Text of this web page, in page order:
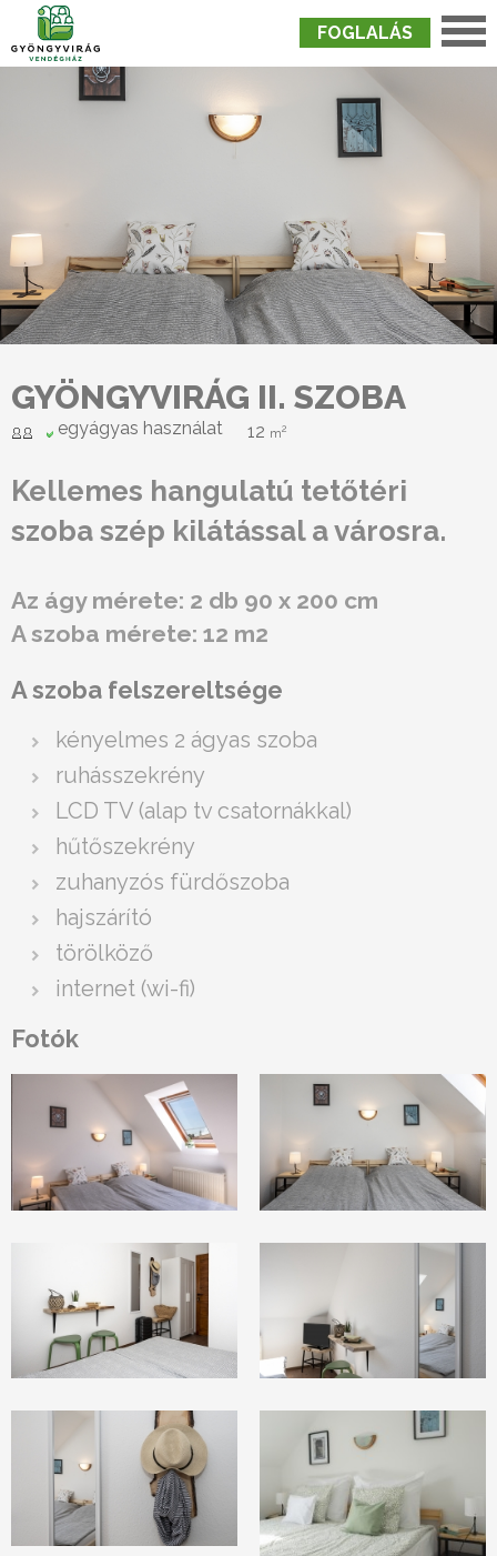
FOGLALÁS
Szobák
GYÖNGYVIRÁG II. SZOBA
egyágyas használat 12 m2
Kellemes hangulatú tetőtéri
szoba szép kilátással a városra.
Az ágy mérete: 2 db 90 x 200 cm
A szoba mérete: 12 m2
A szoba felszereltsége
kényelmes 2 ágyas szoba
ruhásszekrény
LCD TV (alap tv csatornákkal)
hűtőszekrény
zuhanyzós fürdőszoba
hajszárító
törölköző
internet (wi-fi)
Fotók